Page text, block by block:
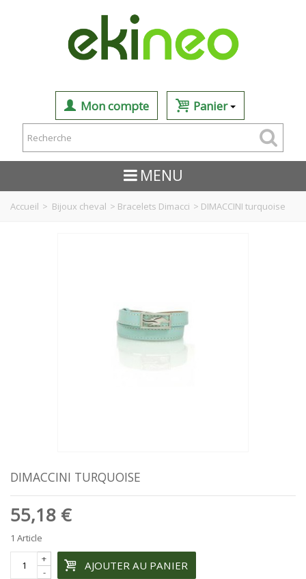
Mon compte Panier
MENU
Accueil > Bijoux cheval > Bracelets Dimacci > DIMACCINI turquoise
DIMACCINI TURQUOISE
55,18 €
1 Article
-
+ AJOUTER AU PANIER